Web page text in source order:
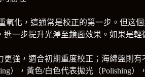
氧化，這通常是校正的第一步。但这
一步提升光澤至鏡面效果。如果是
更強，適合初期重度校正；海綿盤則
），黃色/白色代表拋光（Polishing）